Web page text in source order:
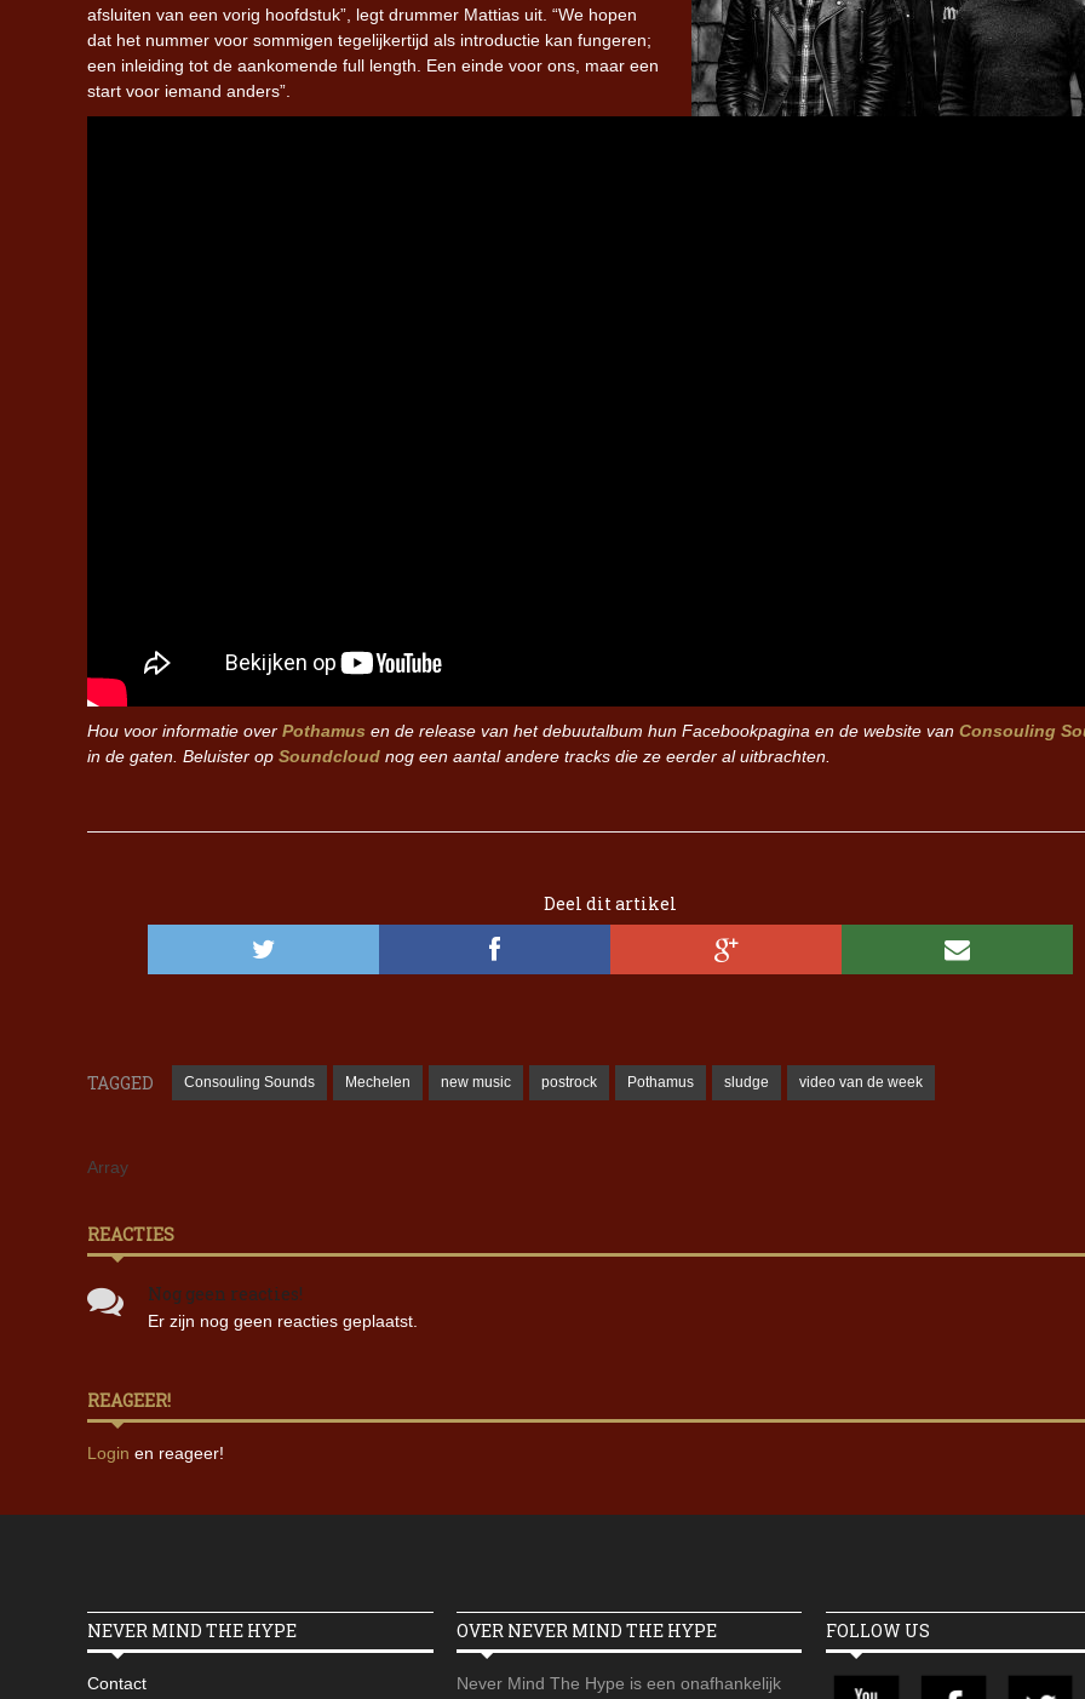
afsluiten van een vorig hoofdstuk”, legt drummer Mattias uit. “We hopen
dat het nummer voor sommigen tegelijkertijd als introductie kan fungeren;
een inleiding tot de aankomende full length. Een einde voor ons, maar een
start voor iemand anders”.
Hou voor informatie over Pothamus en de release van het debuutalbum hun Facebookpagina en de website van Consouling
in de gaten. Beluister op Soundcloud nog een aantal andere tracks die ze eerder al uitbrachten.
Deel dit artikel
TAGGED Consouling Sounds Mechelen new music postrock Pothamus sludge video van de week
Array
REACTIES
Nog geen reacties!
Er zijn nog geen reacties geplaatst.
REAGEER!
Login en reageer!
Roll-stijl
NEVER MIND THE HYPE
Contact
OVER NEVER MIND THE HYPE
Never Mind The Hype is een onafhankelijk
FOLLOW US